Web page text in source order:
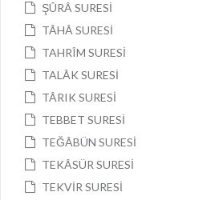
ŞÛRÂ SURESİ
TÂHÂ SURESİ
TAHRÎM SURESİ
TALÂK SURESİ
TÂRIK SURESİ
TEBBET SURESİ
TEĞÂBÜN SURESİ
TEKÂSÜR SURESİ
TEKVİR SURESİ